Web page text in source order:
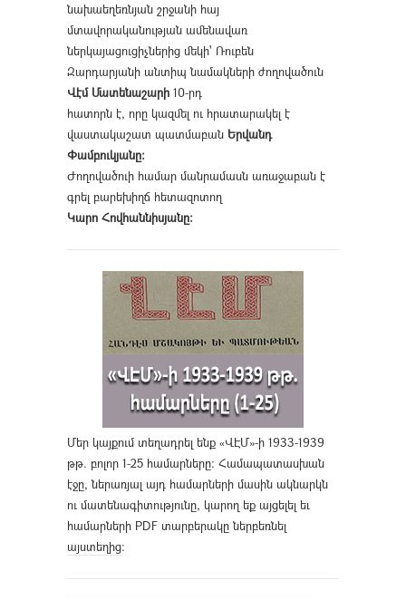
նախաեղեռնյան շրջանի հայ
մտավորականության ամենավառ
ներկայացուցիչներից մեկի՝ Ռուբեն
Զարդարյանի անտիպ նամակների ժողովածուն
Վէմ Մատենաշարի 10-րդ
հատորն է, որը կազմել ու հրատարակել է
վաստակաշատ պատմաբան Երվանդ
Փամբուկյանը։
Ժողովածուի համար մանրամասն առաջաբան է
գրել բարեխիղճ հետազոտող
Կարո Հովհաննիսյանը։
Մեր կայքում տեղադրել ենք «ՎԷՄ»-ի 1933-1939
թթ. բոլոր 1-25 համարները։ Համապատասխան
էջը, ներառյալ այդ համարների մասին ակնարկն
ու մատենագիտությունը, կարող եք այցելել եւ
համարների PDF տարբերակը ներբեռնել
այստեղից։